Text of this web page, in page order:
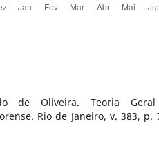
de Oliveira. Teoria
Rio de Janeiro, v. 383, p.